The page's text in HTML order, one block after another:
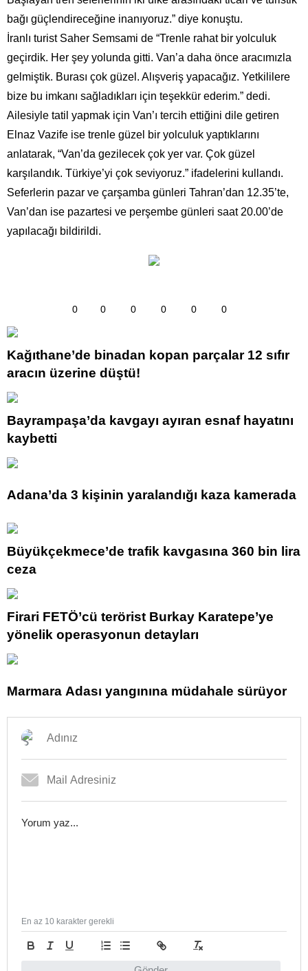
bağı güçlendireceğine inanıyoruz.” diye konuştu.
İranlı turist Saher Semsami de “Trenle rahat bir yolculuk
geçirdik. Her şey yolunda gitti. Van’a daha önce aracımızla
gelmiştik. Burası çok güzel. Alışveriş yapacağız. Yetkililere
bize bu imkanı sağladıkları için teşekkür ederim.” dedi.
Ailesiyle tatil yapmak için Van’ı tercih ettiğini dile getiren
Elnaz Vazife ise trenle güzel bir yolculuk yaptıklarını
anlatarak, “Van’da gezilecek çok yer var. Çok güzel
karşılandık. Türkiye’yi çok seviyoruz.” ifadelerini kullandı.
Seferlerin pazar ve çarşamba günleri Tahran’dan 12.35’te,
Van’dan ise pazartesi ve perşembe günleri saat 20.00’de
yapılacağı bildirildi.
0 0 0 0 0 0
Kağıthane’de binadan kopan parçalar 12 sıfır
aracın üzerine düştü!
Bayrampaşa’da kavgayı ayıran esnaf hayatını
kaybetti
Adana’da 3 kişinin yaralandığı kaza kamerada
Büyükçekmece’de trafik kavgasına 360 bin lira
ceza
Firari FETÖ’cü terörist Burkay Karatepe’ye
yönelik operasyonun detayları
Marmara Adası yangınına müdahale sürüyor
En az 10 karakter gerekli